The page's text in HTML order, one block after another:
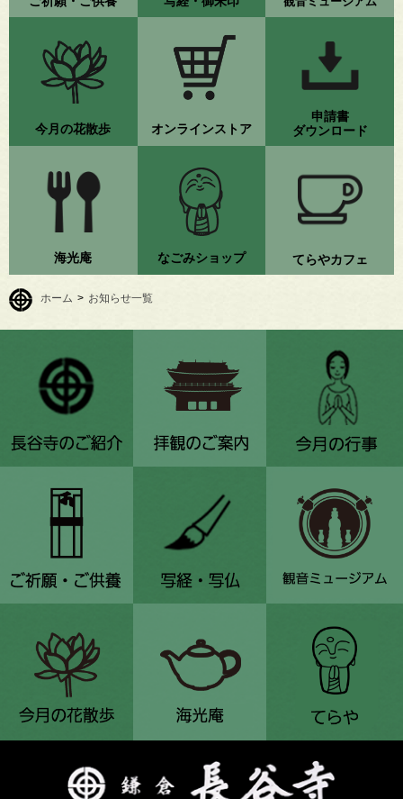
今月の花散歩 オンラインストア
申請書
ダウンロード
海光庵 なごみショップ てらやカフェ
ホーム > お知らせ一覧